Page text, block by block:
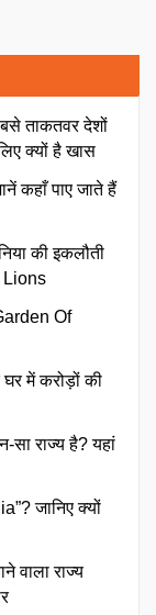
ताकतवर देशों
क्यों है खास
कहाँ पाए जाते हैं
की इकलौती
Lions
Of
में करोड़ों की
राज्य है? यहां
जानिए क्यों
वाला राज्य